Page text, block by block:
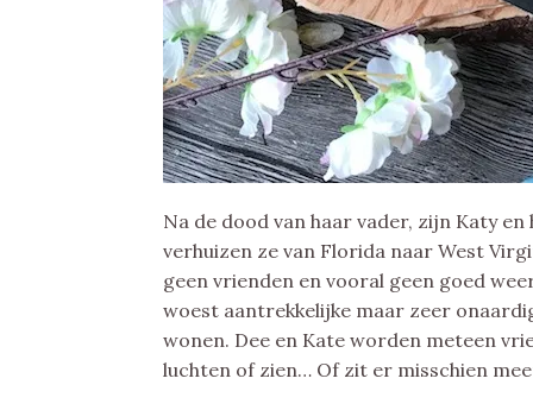
Na de dood van haar vader, zijn Katy
verhuizen ze van Florida naar West
geen vrienden en vooral geen goed
woest aantrekkelijke maar zeer
wonen. Dee en Kate worden meteen
luchten of zien… Of zit er misschien